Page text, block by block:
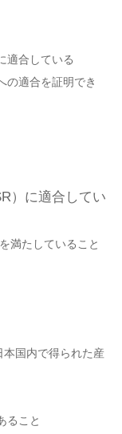
適合している
の適合を証明でき
）に適合してい
満たしていること
国内で得られた産
ること